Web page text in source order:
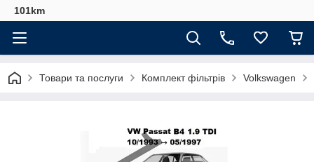
101km
Товари та послуги Комплект фільтрів Volkswagen